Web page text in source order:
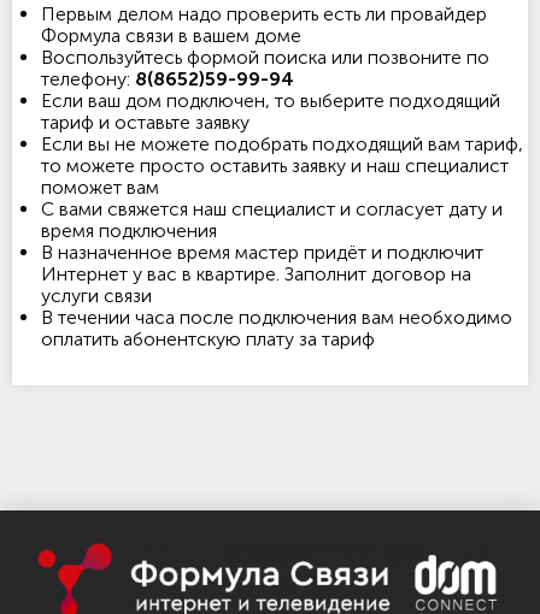
Первым делом надо проверить есть ли провайдер
Формула связи в вашем доме
Воспользуйтесь формой поиска или позвоните по
телефону: 8(8652)59-99-94
Если ваш дом подключен, то выберите подходящий
тариф и оставьте заявку
Если вы не можете подобрать подходящий вам тариф,
то можете просто оставить заявку и наш специалист
поможет вам
С вами свяжется наш специалист и согласует дату и
время подключения
В назначенное время мастер придёт и подключит
Интернет у вас в квартире. Заполнит договор на
услуги связи
В течении часа после подключения вам необходимо
оплатить абонентскую плату за тариф